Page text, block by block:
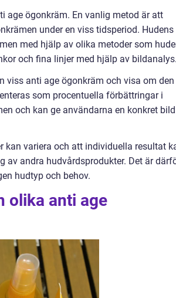
age ögonkräm. En vanlig metod är att
under en viss tidsperiod. Hudens
med hjälp av olika metoder som
och fina linjer med hjälp av bildanalys.
viss anti age ögonkräm och visa om den
som procentuella förbättringar i
och kan ge användarna en konkret
variera och att individuella resultat
av andra hudvårdsprodukter. Det är
hudtyp och behov.
olika anti age